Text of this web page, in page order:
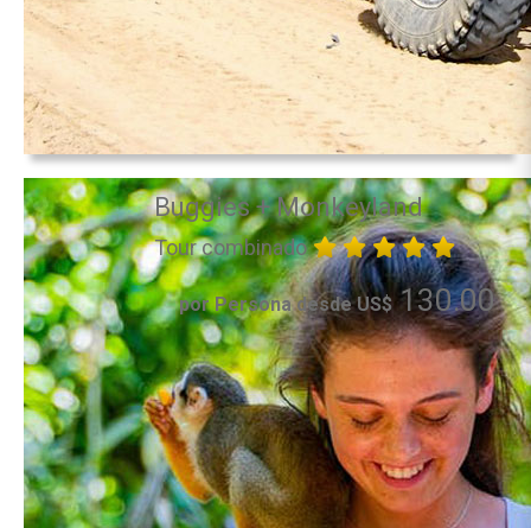
Buggies + Monkeyland
Tour combinado
por Persona desde US$130.00